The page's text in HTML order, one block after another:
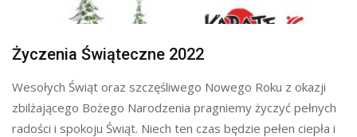
Życzenia Świąteczne 2022
Wesołych Świąt oraz szczęśliwego Nowego Roku z okazji
zbilżającego Bożego Narodzenia pragniemy życzyć pełnych
radości i spokoju Świąt. Niech ten czas będzie pełen ciepła i